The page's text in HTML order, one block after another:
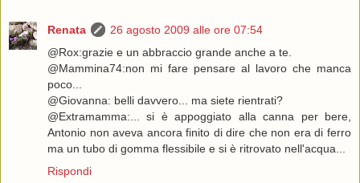
Renata
26 agosto 2009 alle ore 07:54
@Rox:grazie e un abbraccio grande anche a te.
@Mammina74:non mi fare pensare al lavoro che manca
poco...
@Giovanna: belli davvero... ma siete rientrati?
@Extramamma:... si è appoggiato alla canna per bere,
Antonio non aveva ancora finito di dire che non era di ferro
ma un tubo di gomma flessibile e si è ritrovato nell'acqua...
Rispondi